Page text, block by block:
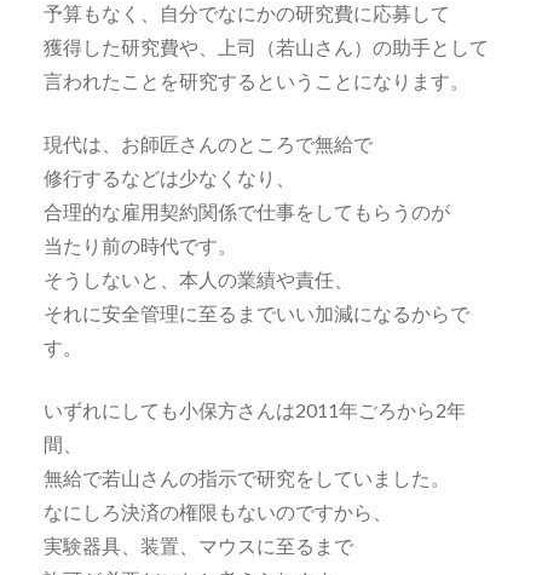
予算もなく、自分でなにかの研究費に応募して
獲得した研究費や、上司（若山さん）の助手として
言われたことを研究するということになります。
現代は、お師匠さんのところで無給で
修行するなどは少なくなり、
合理的な雇用契約関係で仕事をしてもらうのが
当たり前の時代です。
そうしないと、本人の業績や責任、
それに安全管理に至るまでいい加減になるからで
す。
いずれにしても小保方さんは2011年ごろから2年
間、
無給で若山さんの指示で研究をしていました。
なにしろ決済の権限もないのですから、
実験器具、装置、マウスに至るまで